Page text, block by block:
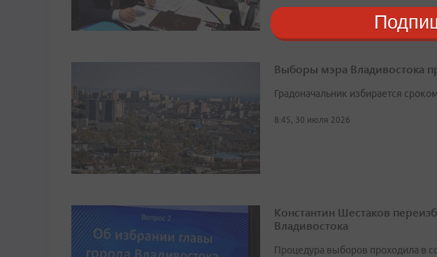
Выборы мэра Владивостока
Градоначальник избирается
8:45, 30 июля 2026
Константин Шестаков
Владивостока
Процедура выборов проходила в